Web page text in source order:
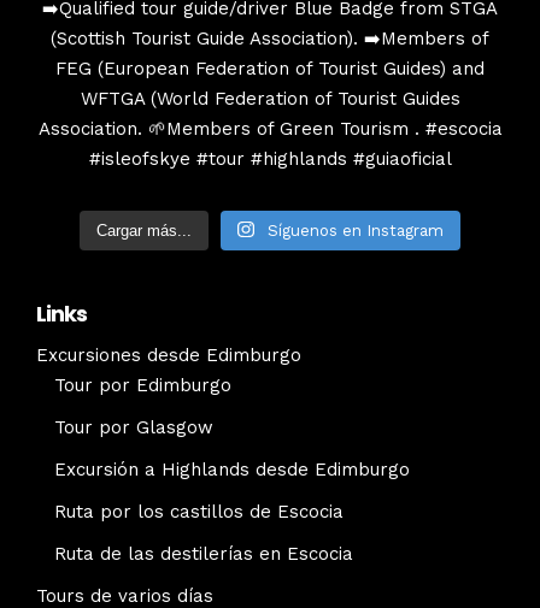
Cargar más... Síguenos en Instagram
Links
Excursiones desde Edimburgo
Tour por Edimburgo
Tour por Glasgow
Excursión a Highlands desde Edimburgo
Ruta por los castillos de Escocia
Ruta de las destilerías en Escocia
Tours de varios días